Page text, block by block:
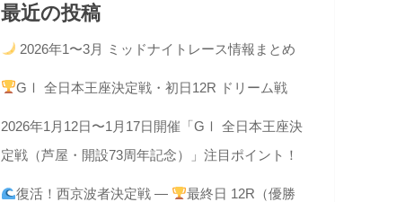
最近の投稿
2026年1〜3月 ミッドナイトレース情報まとめ
GⅠ 全日本王座決定戦・初日12R ドリーム戦
2026年1月12日〜1月17日開催「GⅠ 全日本王座決
定戦（芦屋・開設73周年記念）」注目ポイント！
復活！西京波者決定戦 —
最終日 12R（優勝